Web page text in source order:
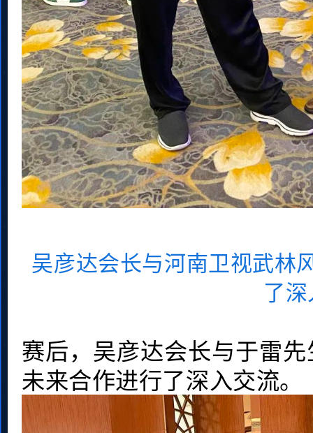
吴彦达会长与河南卫视武林
了
赛后，吴彦达会长与于雷
未来合作进行了深入交流。